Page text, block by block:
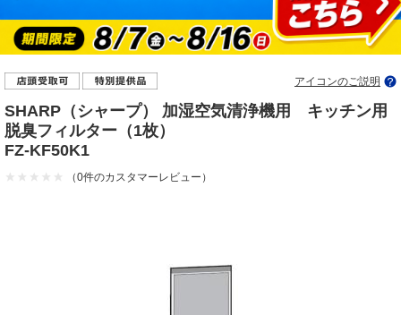
アイコンのご説明
SHARP（シャープ） 加湿空気清浄機用 キッチン用
脱臭フィルター（1枚）
FZ-KF50K1
（0件のカスタマーレビュー）